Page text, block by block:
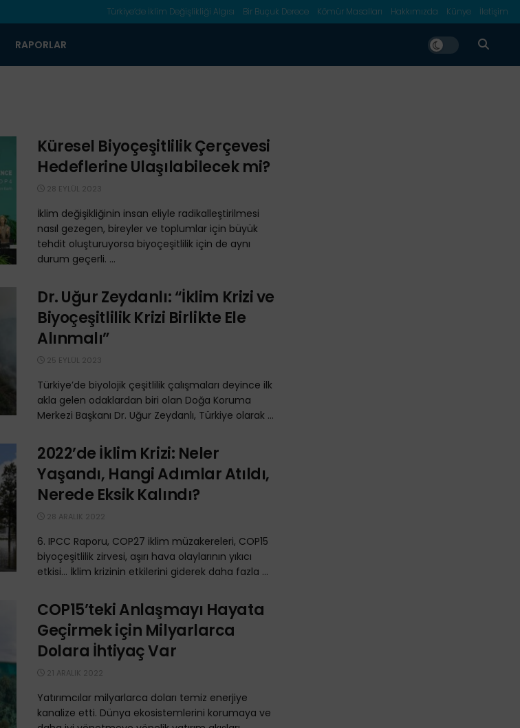
Türkiye’de İklim Değişlikliği Algısı Bir Buçuk Derece Kömür Masalları Hakkımızda Künye İletişim
RAPORLAR
Küresel Biyoçeşitlilik Çerçevesi
Hedeflerine Ulaşılabilecek mi?
28 EYLÜL 2023
İklim değişikliğinin insan eliyle radikalleştirilmesi
nasıl gezegen, bireyler ve toplumlar için büyük
tehdit oluşturuyorsa biyoçeşitlilik için de aynı
durum geçerli. ...
Dr. Uğur Zeydanlı: “İklim Krizi ve
Biyoçeşitlilik Krizi Birlikte Ele
Alınmalı”
25 EYLÜL 2023
Türkiye’de biyolojik çeşitlilik çalışmaları deyince ilk
akla gelen odaklardan biri olan Doğa Koruma
Merkezi Başkanı Dr. Uğur Zeydanlı, Türkiye olarak ...
2022’de İklim Krizi: Neler
Yaşandı, Hangi Adımlar Atıldı,
Nerede Eksik Kalındı?
28 ARALIK 2022
6. IPCC Raporu, COP27 iklim müzakereleri, COP15
biyoçeşitlilik zirvesi, aşırı hava olaylarının yıkıcı
etkisi… İklim krizinin etkilerini giderek daha fazla ...
COP15’teki Anlaşmayı Hayata
Geçirmek için Milyarlarca
Dolara İhtiyaç Var
21 ARALIK 2022
Yatırımcılar milyarlarca doları temiz enerjiye
kanalize etti. Dünya ekosistemlerini korumaya ve